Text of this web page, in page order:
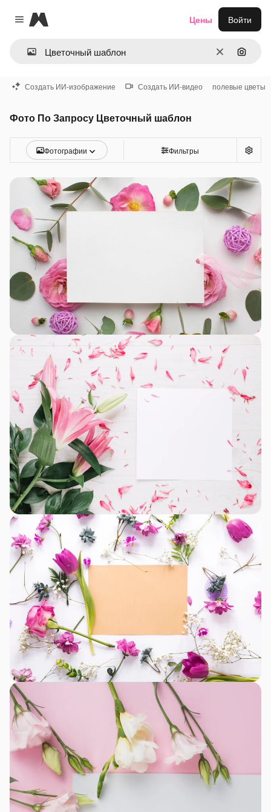
Close menu
Magnific
ОчиститьПоиск
Цены Войти
Создать ИИ-изображение Создать ИИ-видео полевые цветы
Фото По Запросу Цветочный шаблон
Фотографии Фильтры